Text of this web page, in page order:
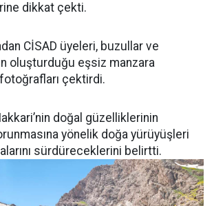
dikkat çekti.
CİSAD üyeleri, buzullar ve
oluşturduğu eşsiz manzara
çektirdi.
doğal güzelliklerinin
yönelik doğa yürüyüşleri
sürdüreceklerini belirtti.